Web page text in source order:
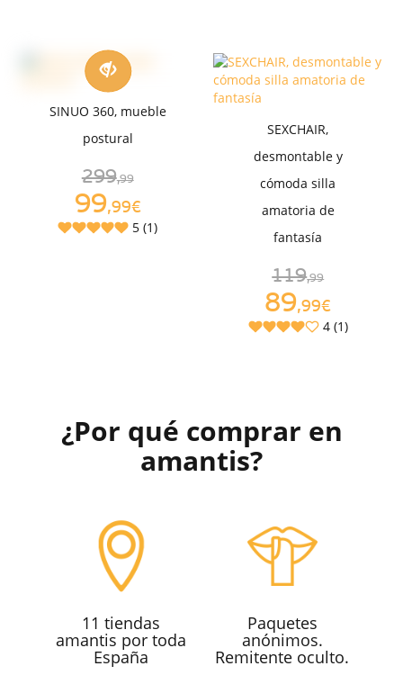
SINUO 360, mueble
postural
299,99
99,99€
5 (1)
SEXCHAIR,
desmontable y
cómoda silla
amatoria de
fantasía
119,99
89,99€
4 (1)
¿Por qué comprar en
amantis?
11 tiendas
amantis por toda
España
Paquetes
anónimos.
Remitente oculto.